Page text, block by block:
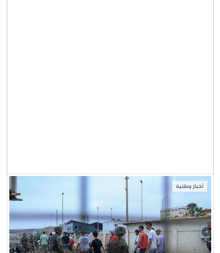
أخبار وطنية